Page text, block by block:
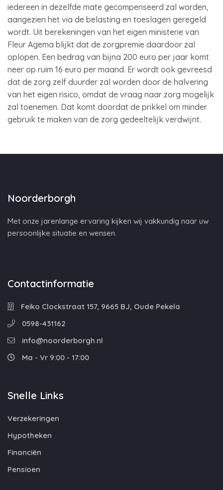
iedereen in dezelfde mate gecompenseerd zal worden,
aangezien het via de belasting en toeslagen geregeld
wordt. Uit berekeningen van het eigen ministerie van
Fleur Agema blijkt dat de zorgpremie daardoor zal
oplopen. Een bedrag van bijna 200 euro per jaar komt
neer op ruim 16 euro per maand. Er wordt ook gevreesd
dat de zorg zelf duurder zal worden door de halvering
van het eigen risico, omdat de vraag naar zorg mogelijk
zal toenemen. Dat komt doordat de prikkel om minder
gebruik te maken van de zorg gedeeltelijk verdwijnt.
Noorderborgh
Met onze jarenlange ervaring kijken wij vakkundig naar uw
persoonlijke situatie en wensen.
Contactinformatie
Feiko Clockstraat 157, 9665 BJ, Oude Pekela
0598-431162
info@noorderborgh.nl
Ma - Vr 9:00 - 17:00
Snelle Links
Verzekeringen
Hypotheken
Financiën
Pensioen